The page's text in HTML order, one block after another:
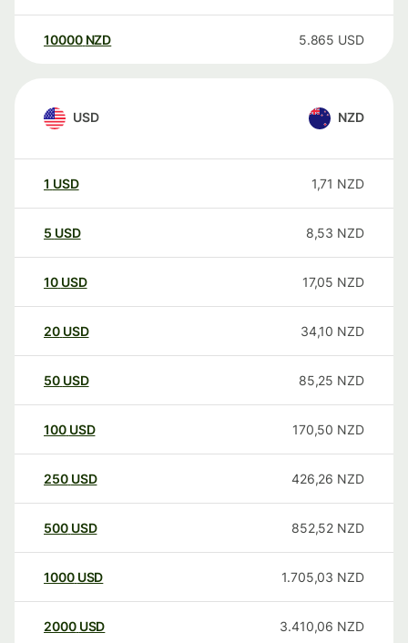
10000 NZD 5.865 USD
USD NZD
1 USD 1,71 NZD
5 USD 8,53 NZD
10 USD 17,05 NZD
20 USD 34,10 NZD
50 USD 85,25 NZD
100 USD 170,50 NZD
250 USD 426,26 NZD
500 USD 852,52 NZD
1000 USD 1.705,03 NZD
2000 USD 3.410,06 NZD